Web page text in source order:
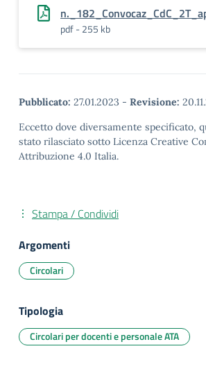
pdf - 255 kb
Pubblicato: 27.01.2023 - Revisione:
Eccetto dove diversamente specificato,
stato rilasciato sotto Licenza Creative
Attribuzione 4.0 Italia.
Stampa / Condividi
Argomenti
Circolari
Tipologia
Circolari per docenti e personale ATA